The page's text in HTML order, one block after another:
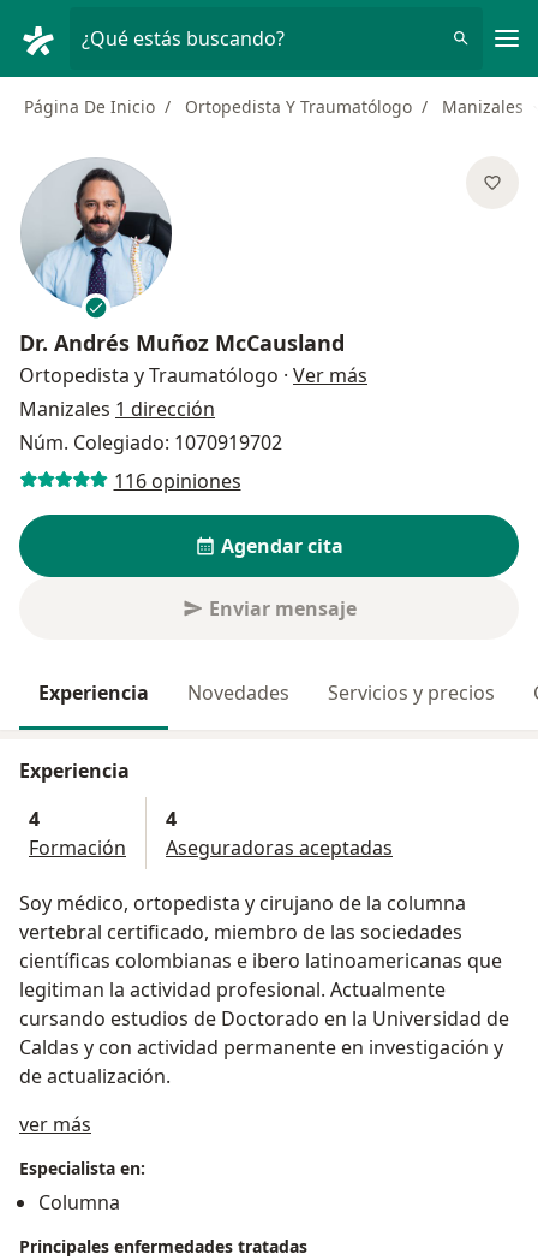
¿Qué estás buscando?
Página De Inicio Ortopedista Y Traumatólogo Manizales
Dr. Andrés Muñoz McCausland
Ortopedista y Traumatólogo · Ver más
Manizales 1 dirección
Núm. Colegiado: 1070919702
116 opiniones
Agendar cita
Enviar mensaje
Experiencia Novedades Servicios y precios
Experiencia
4
Formación
4
Aseguradoras aceptadas
Soy médico, ortopedista y cirujano de la columna
vertebral certificado, miembro de las sociedades
científicas colombianas e ibero latinoamericanas que
legitiman la actividad profesional. Actualmente
cursando estudios de Doctorado en la Universidad de
Caldas y con actividad permanente en investigación y
de actualización.
ver más
Especialista en:
Columna
Principales enfermedades tratadas